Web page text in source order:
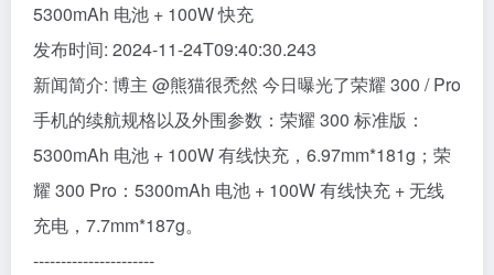
5300mAh 电池 + 100W 快充
发布时间: 2024-11-24T09:40:30.243
新闻简介: 博主 @熊猫很禿然 今日曝光了荣耀 300 / Pro
手机的续航规格以及外围参数：荣耀 300 标准版：
5300mAh 电池 + 100W 有线快充，6.97mm*181g；荣
耀 300 Pro：5300mAh 电池 + 100W 有线快充 + 无线
充电，7.7mm*187g。
----------------------